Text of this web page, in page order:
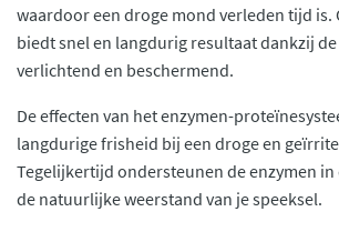
waardoor een droge mond verleden tijd is.
biedt snel en langdurig resultaat dankzij
verlichtend en beschermend.
De effecten van het enzymen-
langdurige frisheid bij een droge en
Tegelijkertijd ondersteunen de enzymen
de natuurlijke weerstand van je speeksel.